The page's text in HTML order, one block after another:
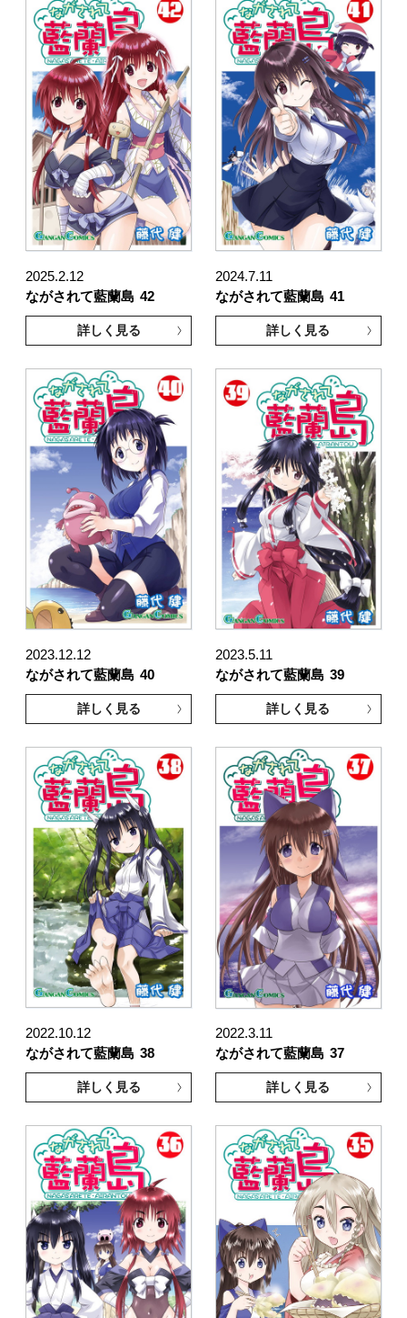
2025.2.12
ながされて藍蘭島 42
詳しく見る
2024.7.11
ながされて藍蘭島 41
詳しく見る
2023.12.12
ながされて藍蘭島 40
詳しく見る
2023.5.11
ながされて藍蘭島 39
詳しく見る
2022.10.12
ながされて藍蘭島 38
詳しく見る
2022.3.11
ながされて藍蘭島 37
詳しく見る